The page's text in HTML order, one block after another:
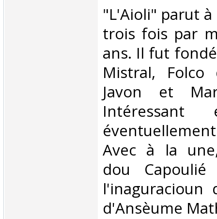
‎"L'Aioli" parut
trois fois par
ans. Il fut
Mistral, Folco
Javon et
Intéressant
Avec à la
dou
l'inaguracioun
d'Ansèume